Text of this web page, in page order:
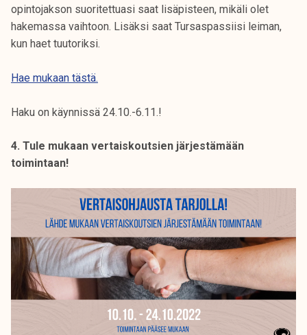
opintojakson suoritettuasi saat lisäpisteen, mikäli olet
hakemassa vaihtoon. Lisäksi saat Tursaspassiisi leiman,
kun haet tuutoriksi.
Hae mukaan tästä.
Haku on käynnissä 24.10.-6.11.!
4. Tule mukaan vertaiskoutsien järjestämään
toimintaan!